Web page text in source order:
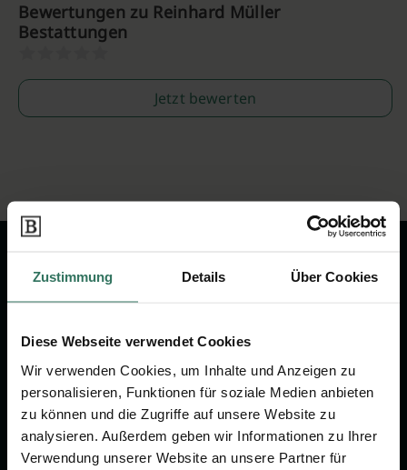
Zustimmung Details Über Cookies
Diese Webseite verwendet Cookies
Wir verwenden Cookies, um Inhalte und Anzeigen zu
personalisieren, Funktionen für soziale Medien anbieten
zu können und die Zugriffe auf unsere Website zu
analysieren. Außerdem geben wir Informationen zu Ihrer
Verwendung unserer Website an unsere Partner für
Bewertungen zu Reinhard Müller
Bestattungen
Jetzt bewerten
Wir sind Ihr Ansprechpartner rund
um das Thema Bestattung &
Jetzt beraten lassen